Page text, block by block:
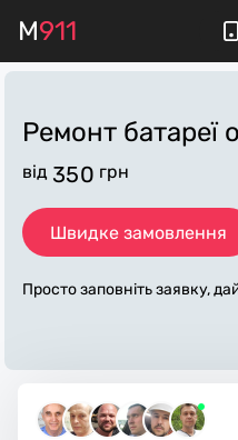
M911
Ремонт батареї
від 350 грн
Швидке замовлення
Просто заповніть заявку,
питання по «ремонт
Виконавці стежать за